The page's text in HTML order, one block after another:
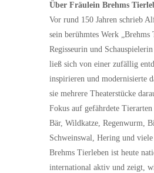
Über Fräulein Brehms
Vor rund 150 Jahren schrieb
sein berühmtes Werk „Brehms
Regisseurin und
ließ sich von einer zufällig
inspirieren und modernisierte
sie mehrere Theaterstücke
Fokus auf gefährdete
Bär, Wildkatze, Regenwurm,
Schweinswal, Hering und
Brehms Tierleben ist heute
international aktiv und zeigt,